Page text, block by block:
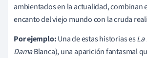
ambientados en la actualidad, combinan
encanto del viejo mundo con la cruda
Por ejemplo:Una de estas historias esLa
DamaBlanca), una aparición fantasmal